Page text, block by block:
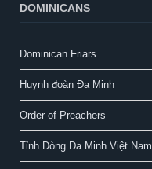
DOMINICANS
Dominican Friars
Huynh đoàn Đa Minh
Order of Preachers
Tỉnh Dòng Đa Minh Việt Nam